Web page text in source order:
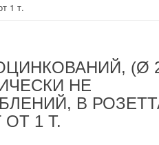
1 т.
(Ø
НЕ
В
ОТ 1 Т.